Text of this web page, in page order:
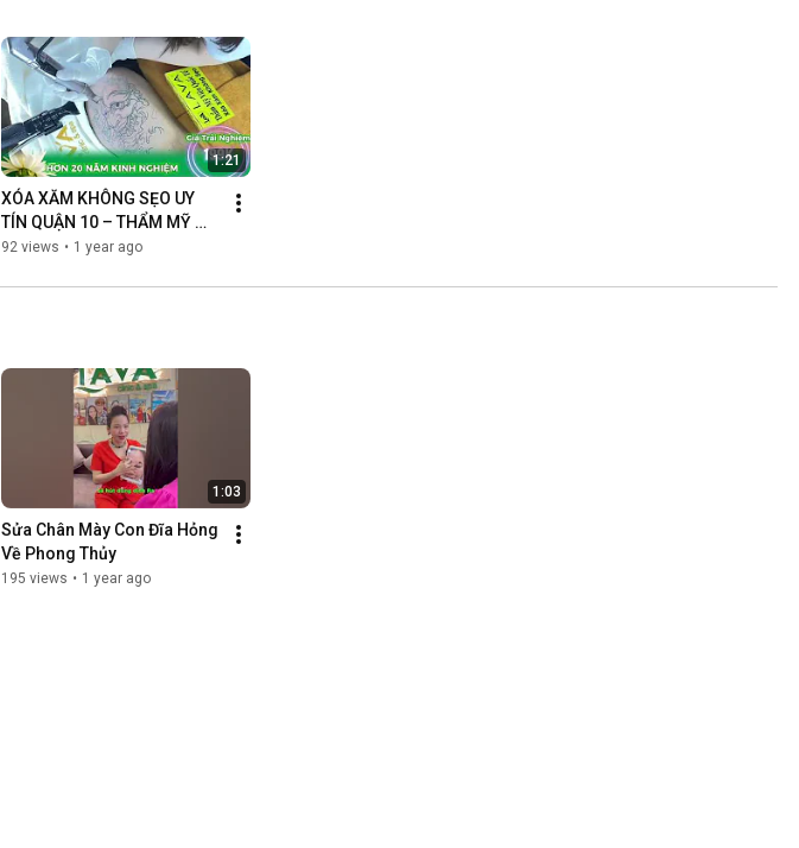
1:21
XÓA XĂM KHÔNG SẸO UY
TÍN QUẬN 10 – THẨM MỸ
VIỆN LAVA, ĐỊA CHỈ HÀNG
92 views • 1 year ago
1:03
Sửa Chân Mày Con Đĩa Hỏng
Về Phong Thủy
195 views • 1 year ago